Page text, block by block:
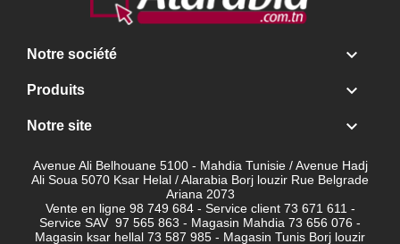
Notre société 
Produits 
Notre site 
Avenue Ali Belhouane 5100 - Mahdia Tunisie / Avenue Hadj
Ali Soua 5070 Ksar Helal / Alarabia Borj louzir Rue Belgrade
Ariana 2073
Vente en ligne 98 749 684 - Service client 73 671 611 -
Service SAV 97 565 863 - Magasin Mahdia 73 656 076 -
Magasin ksar hellal 73 587 985 - Magasin Tunis Borj louzir